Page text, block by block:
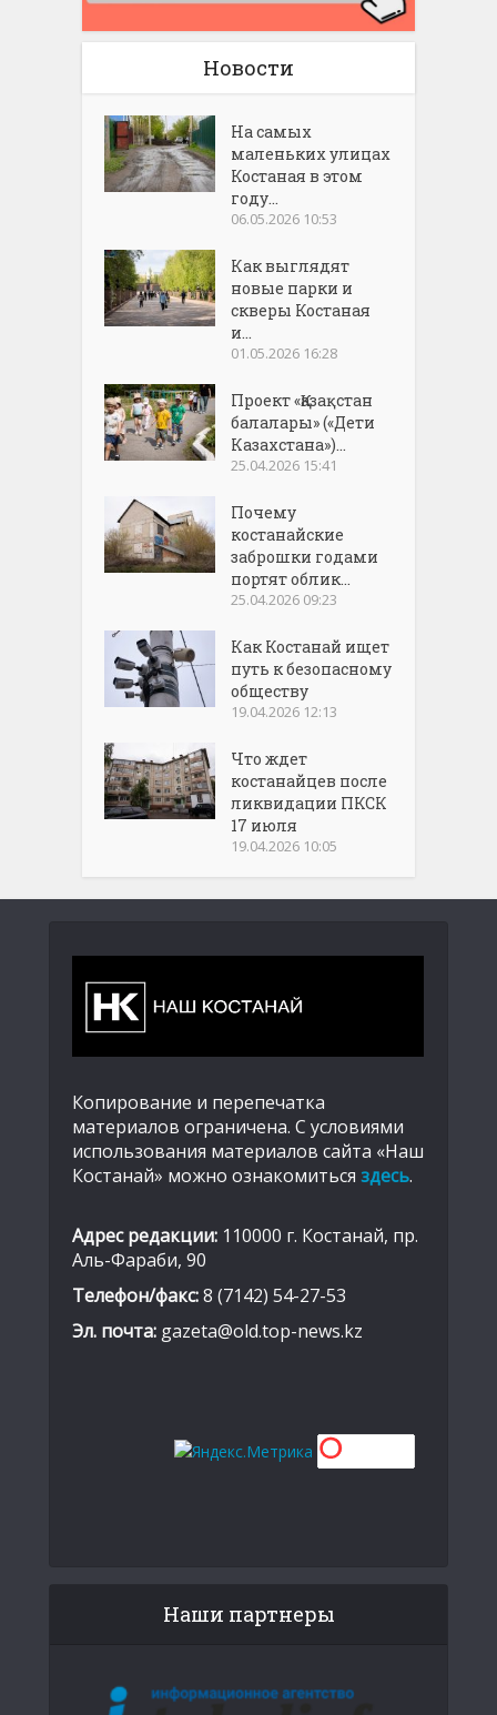
Новости
На самых
маленьких улицах
Костаная в этом
году...
06.05.2026 10:53
Как выглядят
новые парки и
скверы Костаная
и...
01.05.2026 16:28
Проект «Қазақстан
балалары» («Дети
Казахстана»)...
25.04.2026 15:41
Почему
костанайские
заброшки годами
портят облик...
25.04.2026 09:23
Как Костанай ищет
путь к безопасному
обществу
19.04.2026 12:13
Что ждет
костанайцев после
ликвидации ПКСК
17 июля
19.04.2026 10:05
Копирование и перепечатка
материалов ограничена. С условиями
использования материалов сайта «Наш
Костанай» можно ознакомиться здесь.
Адрес редакции: 110000 г. Костанай, пр.
Аль-Фараби, 90
Телефон/факс:8 (7142) 54-27-53
Эл. почта: gazeta@old.top-news.kz
Наши партнеры